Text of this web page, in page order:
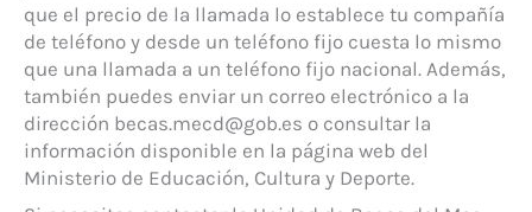
que el precio de la llamada lo establece tu compañía
de teléfono y desde un teléfono fijo cuesta lo mismo
que una llamada a un teléfono fijo nacional. Además,
también puedes enviar un correo electrónico a la
dirección becas.mecd@gob.es o consultar la
información disponible en la página web del
Ministerio de Educación, Cultura y Deporte.